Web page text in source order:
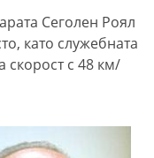
Сеголен Роял
като служебната
с 48 км/